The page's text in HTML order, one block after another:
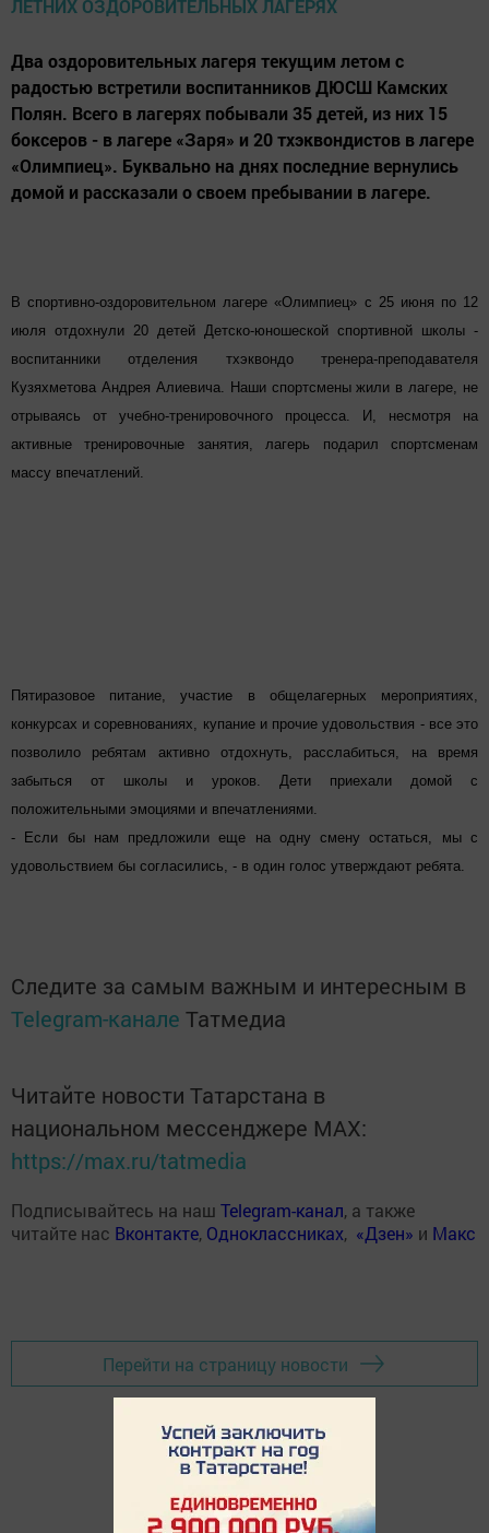
Два оздоровительных лагеря текущим летом с
радостью встретили воспитанников ДЮСШ Камских
Полян. Всего в лагерях побывали 35 детей, из них 15
боксеров - в лагере «Заря» и 20 тхэквондистов в лагере
«Олимпиец». Буквально на днях последние вернулись
домой и рассказали о своем пребывании в лагере.
В спортивно-оздоровительном лагере «Олимпиец» с 25 июня по 12
июля отдохнули 20 детей Детско-юношеской спортивной школы -
воспитанники отделения тхэквондо тренера-преподавателя
Кузяхметова Андрея Алиевича. Наши спортсмены жили в лагере, не
отрываясь от учебно-тренировочного процесса. И, несмотря на
активные тренировочные занятия, лагерь подарил спортсменам
массу впечатлений.
Пятиразовое питание, участие в общелагерных мероприятиях,
конкурсах и соревнованиях, купание и прочие удовольствия - все это
позволило ребятам активно отдохнуть, расслабиться, на время
забыться от школы и уроков. Дети приехали домой с
положительными эмоциями и впечатлениями.
- Если бы нам предложили еще на одну смену остаться, мы с
удовольствием бы согласились, - в один голос утверждают ребята.
Следите за самым важным и интересным в
Telegram-канале Татмедиа
Читайте новости Татарстана в
национальном мессенджере MАХ:
https://max.ru/tatmedia
Подписывайтесь на наш Telegram-канал, а также
читайте нас Вконтакте, Одноклассниках, «Дзен» и Макс
Перейти на страницу новости